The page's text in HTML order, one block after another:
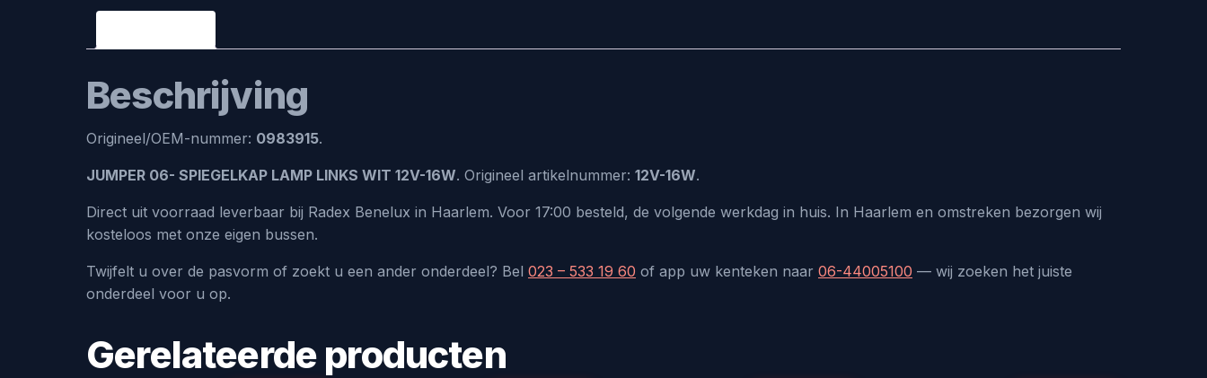
Beschrijving
Origineel/OEM-nummer: 0983915.
JUMPER 06- SPIEGELKAP LAMP LINKS WIT 12V-16W. Origineel artikelnummer: 12V-16W.
Direct uit voorraad leverbaar bij Radex Benelux in Haarlem. Voor 17:00 besteld, de volgende werkdag in huis. In Haarlem en omstreken bezorgen wij
kosteloos met onze eigen bussen.
Twijfelt u over de pasvorm of zoekt u een ander onderdeel? Bel 023 – 533 19 60 of app uw kenteken naar 06-44005100 — wij zoeken het juiste
onderdeel voor u op.
Gerelateerde producten